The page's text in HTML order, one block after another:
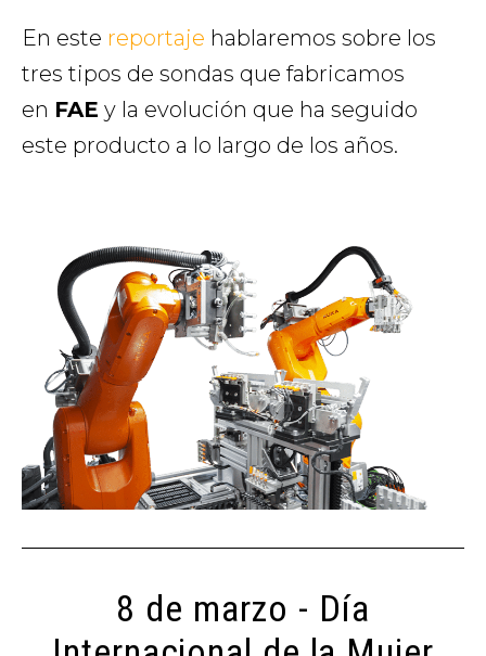
En este reportaje hablaremos sobre los
tres tipos de sondas que fabricamos
en FAE y la evolución que ha seguido
este producto a lo largo de los años.
8 de marzo - Día